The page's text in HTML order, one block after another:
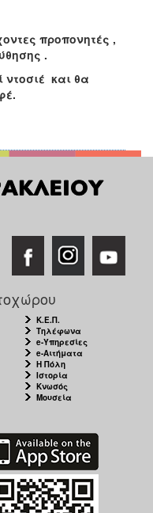
προπονητές ,
.
και θα
Κ.Ε.Π.
Τηλέφωνα
e-Υπηρεσίες
e-Αιτήματα
Η Πόλη
Ιστορία
Κνωσός
Μουσεία